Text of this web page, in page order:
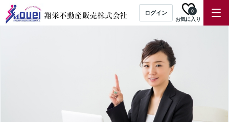
ログイン
お気に入り
0